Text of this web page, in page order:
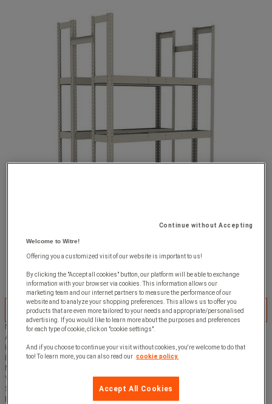
Anpassa denna produkt
Modell :
Antal nivåer :
Höjd (mm) :
Bredd (mm) :
Maximal vikt per nivå (kg) :
Ytbehandling :
Stolpe, färg :
Balk, färg :
Continue without Accepting
Welcome to Witre!
Offering you a customized visit of our website is important to us!
By clicking the "Accept all cookies" button, our platform will be able to exchange
information with your browser via cookies. This information allows our
marketing team and our internet partners to measure the performance of our
website and to analyze your shopping preferences. This allows us to offer you
products that are even more tailored to your needs and appropriate/personalised
advertising. If you would like to learn more about the purposes and preferences
for each type of cookie, click on "cookie settings".
And if you choose to continue your visit without cookies, you're welcome to do that
too! To learn more, you can also read our cookie policy.
Accept All Cookies